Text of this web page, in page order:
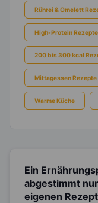
Rührei & Omelett
High-Protein Rezepte
200 bis 300 kcal
Mittagessen Rezepte
Warme Küche
Ein
abgestimmt
eigenen